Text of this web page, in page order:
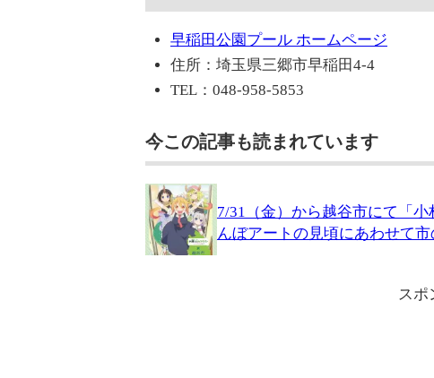
早稲田公園プール ホームページ
住所：埼玉県三郷市早稲田4-4
TEL：048-958-5853
今この記事も読まれています
7/31（金）から越谷市にて「
んぼアートの見頃にあわせて市
スポ